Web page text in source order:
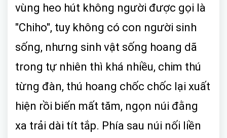
vùng heo hút không người được gọi là
"Chiho", tuy không có con người sinh
sống, nhưng sinh vật sống hoang dã
trong tự nhiên thì khá nhiều, chim thú
từng đàn, thú hoang chốc chốc lại xuất
hiện rồi biến mất tăm, ngọn núi đằng
xa trải dài tít tắp. Phía sau núi nối liền